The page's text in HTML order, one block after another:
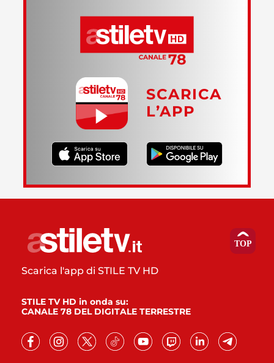
SCARICA
L’APP
Scarica l'app di STILE TV HD
STILE TV HD in onda su:
CANALE 78 DEL DIGITALE TERRESTRE